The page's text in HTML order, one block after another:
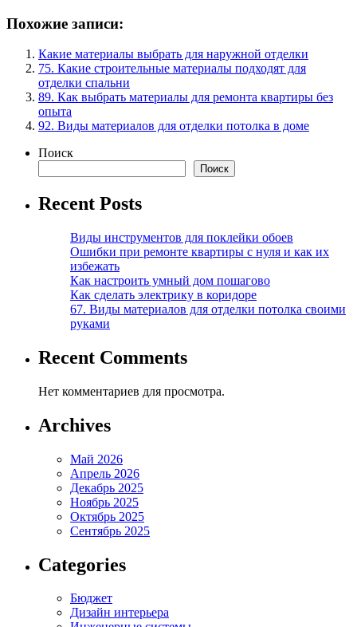
Похожие записи:
Какие материалы выбрать для наружной отделки
75. Какие строительные материалы подходят для
отделки спальни
89. Как выбрать материалы для ремонта квартиры без
опыта
92. Виды материалов для отделки потолка в доме
Поиск
Поиск
Recent Posts
Виды инструментов для поклейки обоев
Ошибки при ремонте квартиры с нуля и как их
избежать
Как настроить умный дом пошагово
Как сделать электрику в коридоре
67. Виды материалов для отделки потолка своими
руками
Recent Comments
Нет комментариев для просмотра.
Archives
Май 2026
Апрель 2026
Декабрь 2025
Ноябрь 2025
Октябрь 2025
Сентябрь 2025
Categories
Бюджет
Дизайн интерьера